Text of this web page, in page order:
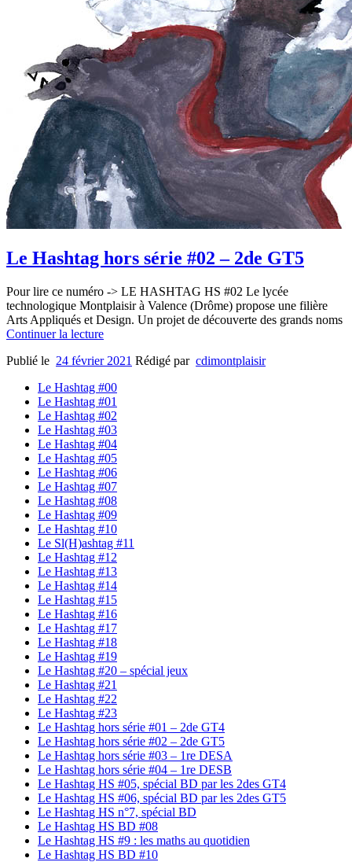
Le Hashtag hors série #02 – 2de GT5
Pour lire ce numéro -> LE HASHTAG HS #02 Le lycée
technologique Montplaisir à Valence (Drôme) propose une filière
Arts Appliqués et Design. Un projet de découverte des grands noms
Continuer la lecture
Publié le 24 février 2021 Rédigé par cdimontplaisir
Le Hashtag #00
Le Hashtag #01
Le Hashtag #02
Le Hashtag #03
Le Hashtag #04
Le Hashtag #05
Le Hashtag #06
Le Hashtag #07
Le Hashtag #08
Le Hashtag #09
Le Hashtag #10
Le Sl(H)ashtag #11
Le Hashtag #12
Le Hashtag #13
Le Hashtag #14
Le Hashtag #15
Le Hashtag #16
Le Hashtag #17
Le Hashtag #18
Le Hashtag #19
Le Hashtag #20 – spécial jeux
Le Hashtag #21
Le Hashtag #22
Le Hashtag #23
Le Hashtag hors série #01 – 2de GT4
Le Hashtag hors série #02 – 2de GT5
Le Hashtag hors série #03 – 1re DESA
Le Hashtag hors série #04 – 1re DESB
Le Hashtag HS #05, spécial BD par les 2des GT4
Le Hashtag HS #06, spécial BD par les 2des GT5
Le Hashtag HS n°7, spécial BD
Le Hashtag HS BD #08
Le Hashtag HS #9 : les maths au quotidien
Le Hashtag HS BD #10